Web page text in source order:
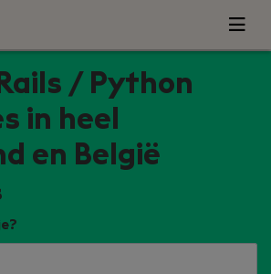
/ Python
in heel
en België